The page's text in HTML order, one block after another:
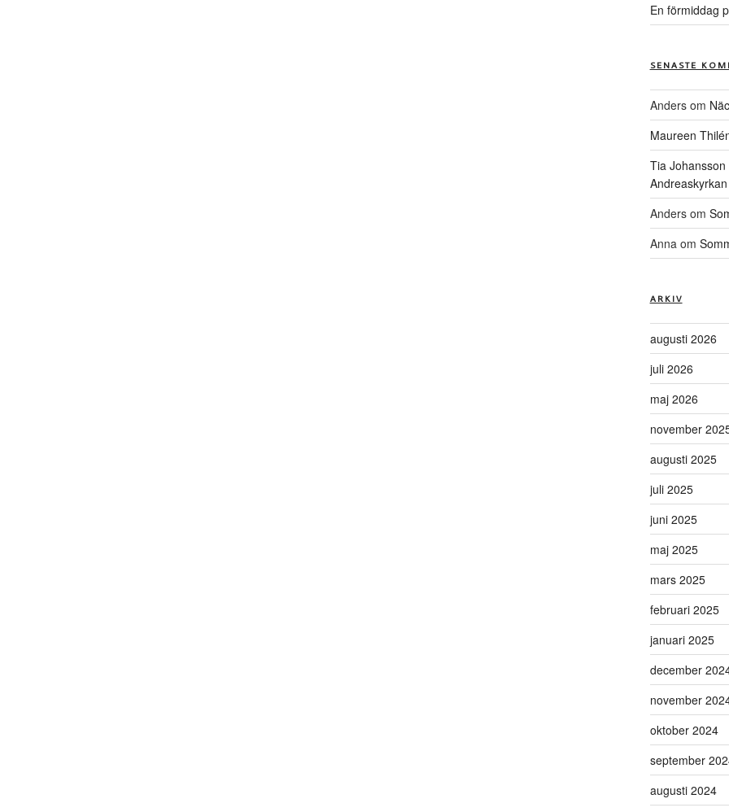
En förmiddag
SENASTE
Andersom
Maureen
Tia Johansson
Andreaskyrkan
Andersom
Anna om
ARKIV
augusti 2026
juli 2026
maj 2026
november
augusti 2025
juli 2025
juni 2025
maj 2025
mars 2025
februari 2025
januari 2025
december
november
oktober 2024
september
augusti 2024